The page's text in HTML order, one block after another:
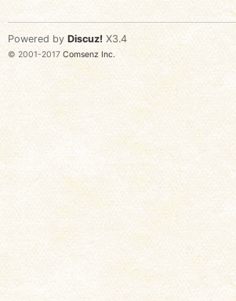
Powered by Discuz! X3.4
© 2001-2017 Comsenz Inc.